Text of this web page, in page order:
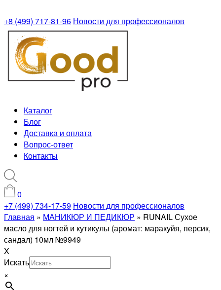
+8 (499) 717-81-96 Новости для профессионалов
Каталог
Блог
Доставка и оплата
Вопрос-ответ
Контакты
0
+7 (499) 734-17-59 Новости для профессионалов
Главная » МАНИКЮР И ПЕДИКЮР » RUNAIL Сухое
масло для ногтей и кутикулы (аромат: маракуйя, персик,
сандал) 10мл №9949
X
Искать
×